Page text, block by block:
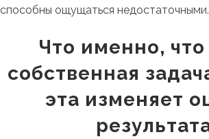
способны ощущаться недостаточными.
Что именно, что
собственная
эта изменяет